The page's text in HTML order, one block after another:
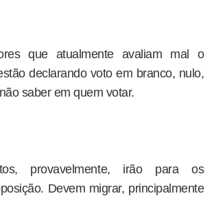
que atualmente avaliam mal o
declarando voto em branco, nulo,
saber em quem votar.
provavelmente, irão para os
Devem migrar, principalmente